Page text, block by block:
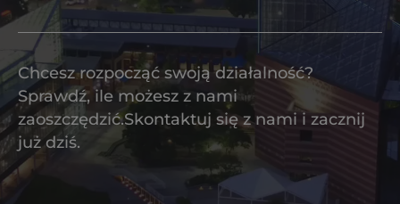
Chcesz rozpocząć swoją działalność?
Sprawdź, ile możesz z nami
zaoszczędzić.Skontaktuj się z nami i zacznij
już dziś.